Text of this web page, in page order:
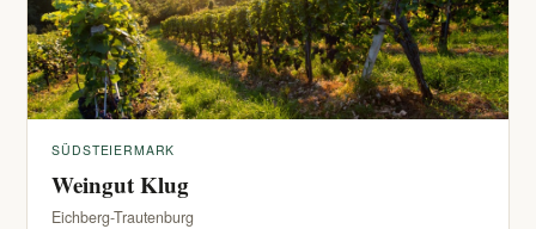
SÜDSTEIERMARK
Weingut Klug
Eichberg-Trautenburg